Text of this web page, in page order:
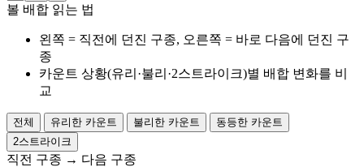
볼 배합 읽는 법
왼쪽 = 직전에 던진 구종, 오른쪽 = 바로 다음에 던진 구
종
카운트 상황(유리·불리·2스트라이크)별 배합 변화를 비
교
전체 유리한 카운트 불리한 카운트
동등한 카운트
2스트라이크
직전 구종 → 다음 구종